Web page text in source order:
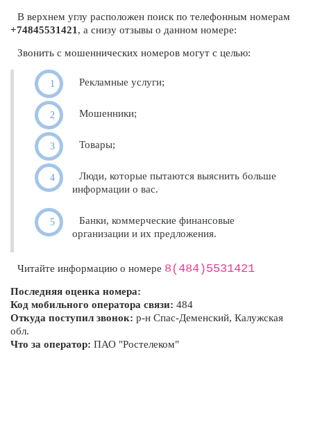
В верхнем углу расположен поиск по телефонным номерам
+74845531421 , а снизу отзывы о данном номере:
Звонить с мошеннических номеров могут с целью:
Рекламные услуги;
Мошенники;
Товары;
Люди, которые пытаются выяснить больше
информации о вас.
Банки, коммерческие финансовые
организации и их предложения.
Читайте информацию о номере 8(484)5531421
Последняя оценка номера:
Код мобильного оператора связи: 484
Откуда поступил звонок: р-н Спас-Деменский, Калужская
обл.
Что за оператор: ПАО "Ростелеком"